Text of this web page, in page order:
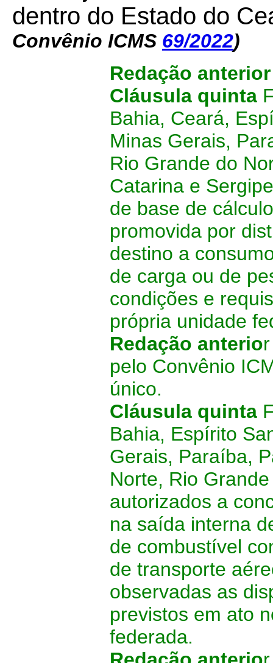
dentro do Estado do
Convênio ICMS 69/2022)
Redação anterior
Cláusula quinta
Bahia, Ceará,
Minas Gerais,
Rio Grande do
Catarina e
de base de
promovida por
destino a
de carga ou de
condições e
própria unidade
Redação anterio
pelo Convênio
único.
Cláusula quinta
Bahia, Espírito
Gerais, Paraíba,
Norte, Rio
autorizados a
na saída interna
de combustível
de transporte
observadas as
previstos em ato
federada.